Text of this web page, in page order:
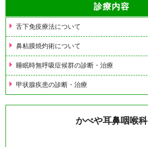
診療内容
舌下免疫療法について
鼻粘膜焼灼術について
睡眠時無呼吸症候群の診断・治療
甲状腺疾患の診断・治療
かべや耳鼻咽喉科